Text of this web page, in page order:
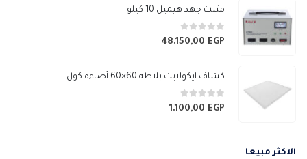
مثبت جهد هيميل 10 كيلو
0من 548.150,00 EGP
كشاف ايكولايت بلاطه 60×60 أضاءه كول
0من 51.100,00 EGP
الاكثر مبيعآ